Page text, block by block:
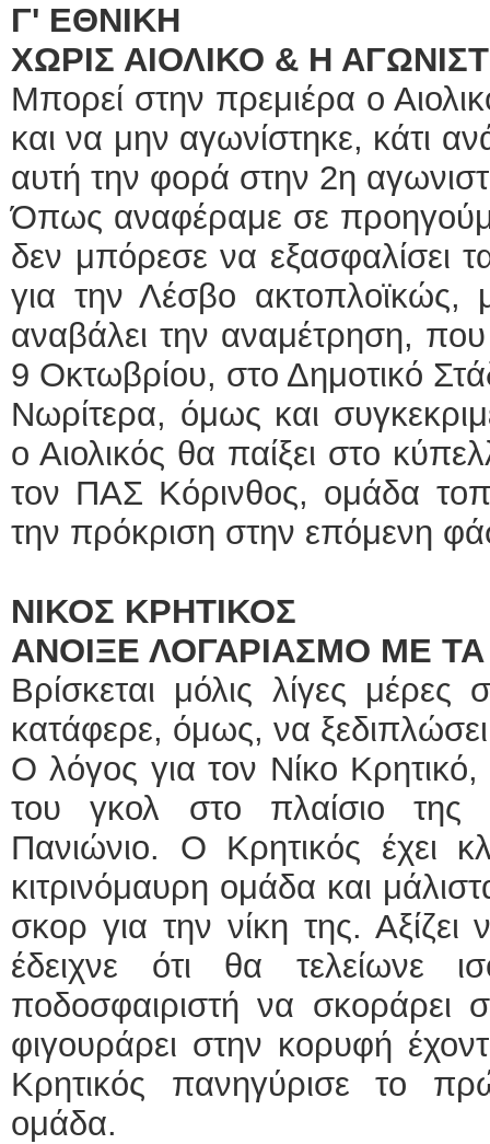
Γ' ΕΘΝΙΚΗ
ΧΩΡΙΣ ΑΙΟΛΙΚΟ & Η
Μπορεί στην πρεμιέρα ο
και να μην αγωνίστηκε, κάτι
αυτή την φορά στην 2η
Όπως αναφέραμε σε
δεν μπόρεσε να εξασφαλίσει
για την Λέσβο
αναβάλει την αναμέτρηση, που
9 Οκτωβρίου, στο Δημοτικό
Νωρίτερα, όμως και
ο Αιολικός θα παίξει στο
τον ΠΑΣ Κόρινθος, ομάδα
την πρόκριση στην επόμενη
ΝΙΚΟΣ ΚΡΗΤΙΚΟΣ
ΑΝΟΙΞΕ ΛΟΓΑΡΙΑΣΜΟ ΜΕ ΤΑ
Βρίσκεται μόλις λίγες
κατάφερε, όμως, να
Ο λόγος για τον Νίκο
του γκολ στο πλαίσιο της
Πανιώνιο. Ο Κρητικός έχει
κιτρινόμαυρη ομάδα και
σκορ για την νίκη της.
έδειχνε ότι θα τελείωνε
ποδοσφαιριστή να
φιγουράρει στην κορυφή
Κρητικός πανηγύρισε το
ομάδα.